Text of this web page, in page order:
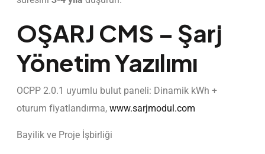
OŞARJ CMS – Şarj
Yönetim Yazılımı
OCPP 2.0.1 uyumlu bulut paneli: Dinamik kWh +
oturum fiyatlandırma, www.sarjmodul.com
Bayilik ve Proje İşbirliği